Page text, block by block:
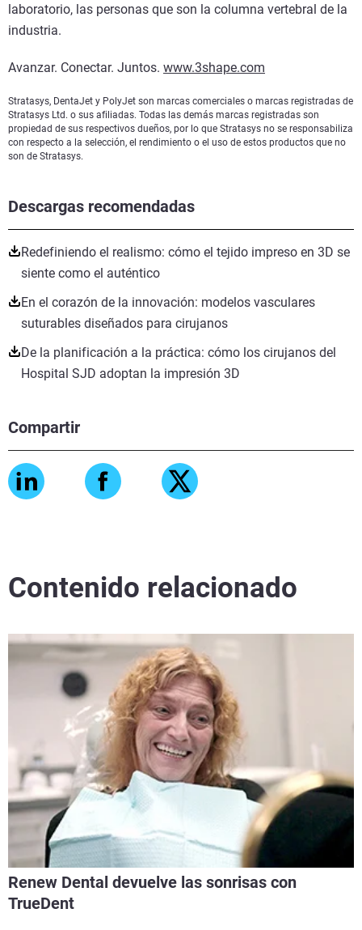
Descargas recomendadas
Redefiniendo el realismo: cómo el tejido impreso en 3D se
siente como el auténtico
En el corazón de la innovación: modelos vasculares
suturables diseñados para cirujanos
De la planificación a la práctica: cómo los cirujanos del
Hospital SJD adoptan la impresión 3D
Compartir
laboratorio, las personas que son la columna vertebral de la
industria.
Avanzar. Conectar. Juntos. www.3shape.com
Stratasys, DentaJet y PolyJet son marcas comerciales o marcas registradas de
Stratasys Ltd. o sus afiliadas. Todas las demás marcas registradas son
propiedad de sus respectivos dueños, por lo que Stratasys no se responsabiliza
con respecto a la selección, el rendimiento o el uso de estos productos que no
son de Stratasys.
Contenido relacionado
Renew Dental devuelve las sonrisas con
TrueDent